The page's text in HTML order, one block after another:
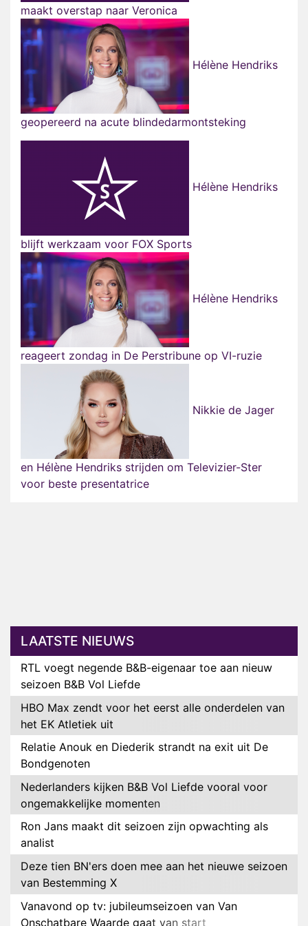
maakt overstap naar Veronica
Hélène Hendriks
geopereerd na acute blindedarmontsteking
Hélène Hendriks
blijft werkzaam voor FOX Sports
Hélène Hendriks
reageert zondag in De Perstribune op VI-ruzie
Nikkie de Jager
en Hélène Hendriks strijden om Televizier-Ster
voor beste presentatrice
LAATSTE NIEUWS
RTL voegt negende B&B-eigenaar toe aan nieuw
seizoen B&B Vol Liefde
HBO Max zendt voor het eerst alle onderdelen van
het EK Atletiek uit
Relatie Anouk en Diederik strandt na exit uit De
Bondgenoten
Nederlanders kijken B&B Vol Liefde vooral voor
ongemakkelijke momenten
Ron Jans maakt dit seizoen zijn opwachting als
analist
Deze tien BN'ers doen mee aan het nieuwe seizoen
van Bestemming X
Vanavond op tv: jubileumseizoen van Van
Onschatbare Waarde gaat van start